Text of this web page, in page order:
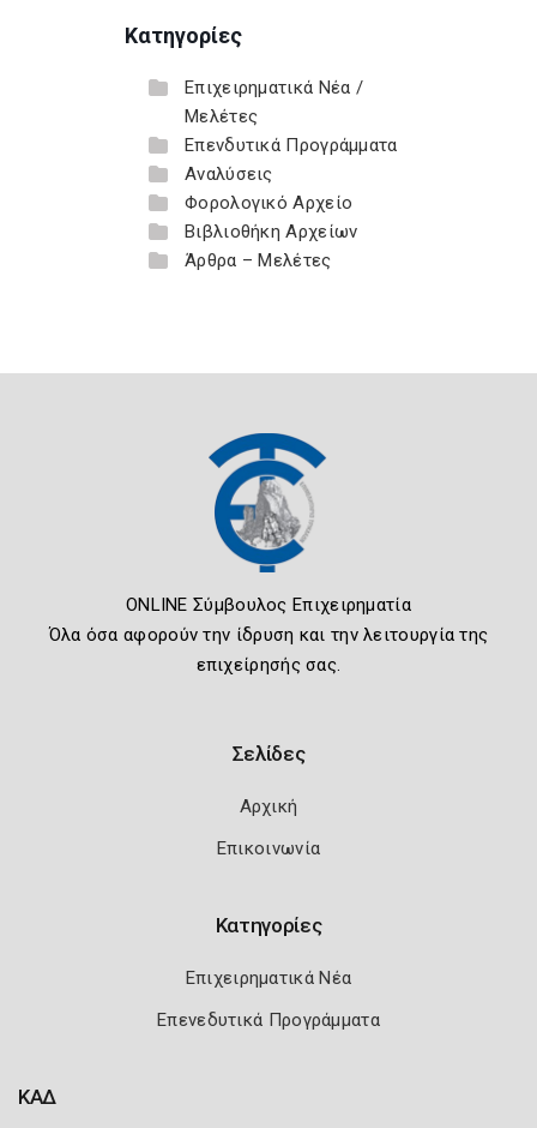
Κατηγορίες
Επιχειρηματικά Νέα /
Μελέτες
Επενδυτικά Προγράμματα
Αναλύσεις
Φορολογικό Αρχείο
Βιβλιοθήκη Αρχείων
Άρθρα – Μελέτες
ONLINE Σύμβουλος Επιχειρηματία
Όλα όσα αφορούν την ίδρυση και την λειτουργία της
επιχείρησής σας.
Σελίδες
Αρχική
Επικοινωνία
Κατηγορίες
Επιχειρηματικά Νέα
Επενεδυτικά Προγράμματα
ΚΑΔ